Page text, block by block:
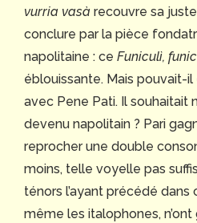
vurria vasà recouvre sa
conclure par la pièce
napolitaine : ce Funiculì,
éblouissante. Mais pouvait-
avec Pene Pati. Il souhaitait
devenu napolitain ? Pari
reprocher une double
moins, telle voyelle pas
ténors l’ayant précédé dans
même les italophones,